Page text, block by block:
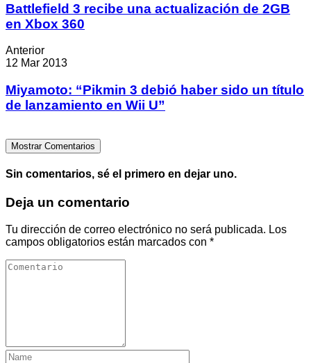
Battlefield 3 recibe una actualización de 2GB
en Xbox 360
Anterior
12 Mar 2013
Miyamoto: “Pikmin 3 debió haber sido un título
de lanzamiento en Wii U”
Mostrar Comentarios
Sin comentarios, sé el primero en dejar uno.
Deja un comentario
Tu dirección de correo electrónico no será publicada. Los
campos obligatorios están marcados con *